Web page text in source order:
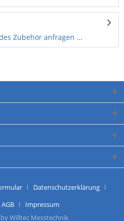
Zubehör anfragen ...
Datenschutzerklärung
AGB
Impressum
Willtec Messtechnik